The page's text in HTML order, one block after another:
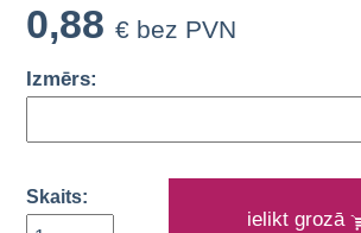
0,88 € bez PVN
Izmērs:
Skaits:
ielikt grozā